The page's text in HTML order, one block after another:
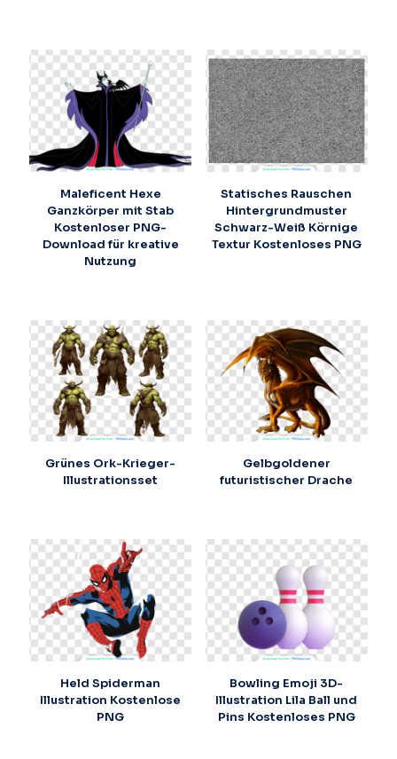
Maleficent Hexe
Ganzkörper mit Stab
Kostenloser PNG-
Download für kreative
Nutzung
Statisches Rauschen
Hintergrundmuster
Schwarz-Weiß Körnige
Textur Kostenloses PNG
Grünes Ork-Krieger-
Illustrationsset
Gelbgoldener
futuristischer Drache
Held Spiderman
Illustration Kostenlose
PNG
Bowling Emoji 3D-
Illustration Lila Ball und
Pins Kostenloses PNG